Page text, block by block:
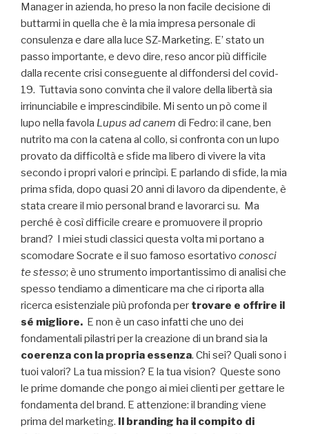
Manager in azienda, ho preso la non facile decisione di
buttarmi in quella che è la mia impresa personale di
consulenza e dare alla luce SZ-Marketing. E’ stato un
passo importante, e devo dire, reso ancor più difficile
dalla recente crisi conseguente al diffondersi del covid-
19. Tuttavia sono convinta che il valore della libertà sia
irrinunciabile e imprescindibile. Mi sento un pò come il
lupo nella favola Lupus ad canem di Fedro: il cane, ben
nutrito ma con la catena al collo, si confronta con un lupo
provato da difficoltà e sfide ma libero di vivere la vita
secondo i propri valori e princìpi. E parlando di sfide, la mia
prima sfida, dopo quasi 20 anni di lavoro da dipendente, è
stata creare il mio personal brand e lavorarci su. Ma
perché è così difficile creare e promuovere il proprio
brand? I miei studi classici questa volta mi portano a
scomodare Socrate e il suo famoso esortativo conosci
te stesso; è uno strumento importantissimo di analisi che
spesso tendiamo a dimenticare ma che ci riporta alla
ricerca esistenziale più profonda per trovare e offrire il
sé migliore. E non è un caso infatti che uno dei
fondamentali pilastri per la creazione di un brand sia la
coerenza con la propria essenza. Chi sei? Quali sono i
tuoi valori? La tua mission? E la tua vision? Queste sono
le prime domande che pongo ai miei clienti per gettare le
fondamenta del brand. E attenzione: il branding viene
prima del marketing. Il branding ha il compito di